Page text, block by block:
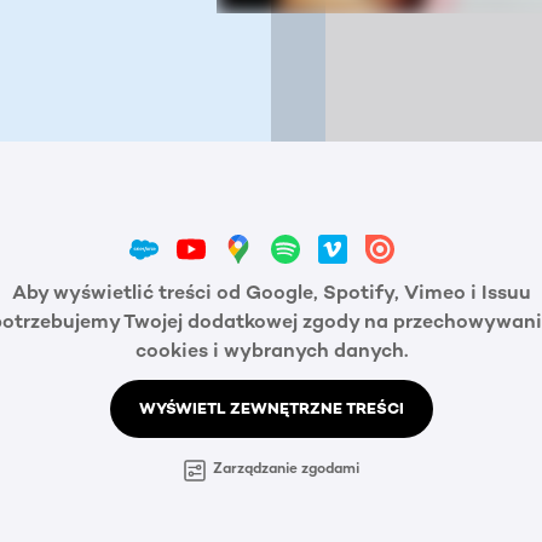
Aby wyświetlić treści od Google, Spotify, Vimeo i Issuu
Twojej dodatkowej zgody na
cookies i wybranych danych.
WYŚWIETL ZEWNĘTRZNE TREŚCI
Zarządzanie zgodami